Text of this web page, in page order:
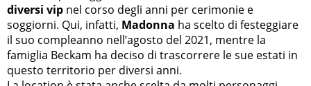
diversi vip nel corso degli anni per cerimonie e
soggiorni. Qui, infatti, Madonna ha scelto di festeggiare
il suo compleanno nell’agosto del 2021, mentre la
famiglia Beckam ha deciso di trascorrere le sue estati in
questo territorio per diversi anni.